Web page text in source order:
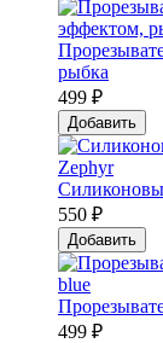
рыбка
499 ₽
Добавить
550 ₽
Добавить
499 ₽